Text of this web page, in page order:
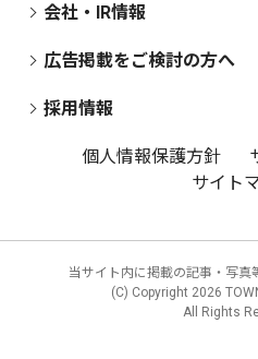
会社・IR情報
広告掲載をご検討の方へ
採用情報
個人情報保護方針
サイト
当サイト内に掲載の記事・写真
(C) Copyright 2026
All Rights